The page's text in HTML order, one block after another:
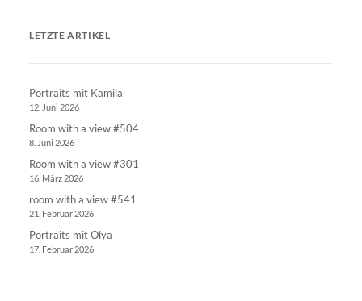
LETZTE ARTIKEL
Portraits mit Kamila
12. Juni 2026
Room with a view #504
8. Juni 2026
Room with a view #301
16. März 2026
room with a view #541
21. Februar 2026
Portraits mit Olya
17. Februar 2026